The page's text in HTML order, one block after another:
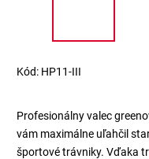
Kód: HP11-III
Profesionálny valec
vám maximálne uľahčil
športové trávniky. Vďaka